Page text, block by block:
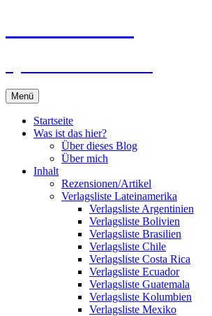
Menü
Startseite
Was ist das hier?
Über dieses Blog
Über mich
Inhalt
Rezensionen/Artikel
Verlagsliste Lateinamerika
Verlagsliste Argentinien
Verlagsliste Bolivien
Verlagsliste Brasilien
Verlagsliste Chile
Verlagsliste Costa Rica
Verlagsliste Ecuador
Verlagsliste Guatemala
Verlagsliste Kolumbien
Verlagsliste Mexiko